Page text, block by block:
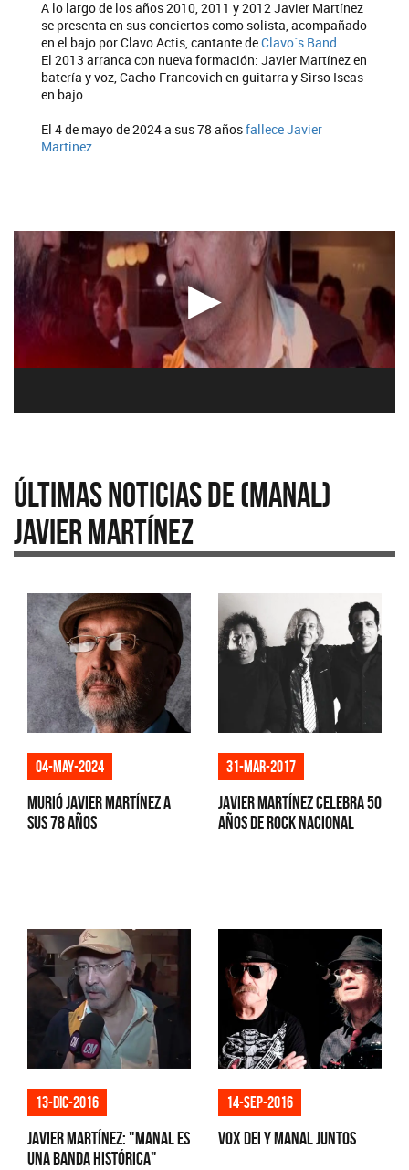
A lo largo de los años 2010, 2011 y 2012 Javier Martínez
se presenta en sus conciertos como solista, acompañado
en el bajo por Clavo Actis, cantante deClavo´s Band.
El 2013 arranca con nueva formación: Javier Martínez en
batería y voz, Cacho Francovich en guitarra y Sirso Iseas
en bajo.
El 4 de mayo de 2024 a sus 78 añosfallece Javier
Martinez.
Últimas Noticias de (Manal)
Javier Martínez
04-may-2024
Murió Javier Martínez a
sus 78 años
31-mar-2017
Javier Martínez celebra 50
años de Rock Nacional
13-dic-2016
Javier Martínez: "Manal es
una banda histórica"
14-sep-2016
Vox Dei y Manal juntos